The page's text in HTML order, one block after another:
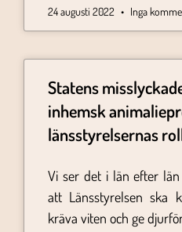
24 augusti 2022 Inga
Statens
inhemsk
länsstyrelsernas
Vi ser det i län efter
att Länsstyrelsen ska
kräva viten och ge